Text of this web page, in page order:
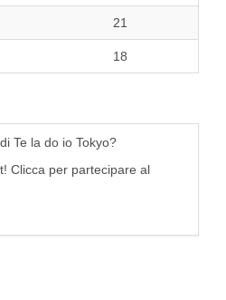
21
18
Te la do io Tokyo?
Clicca per partecipare al